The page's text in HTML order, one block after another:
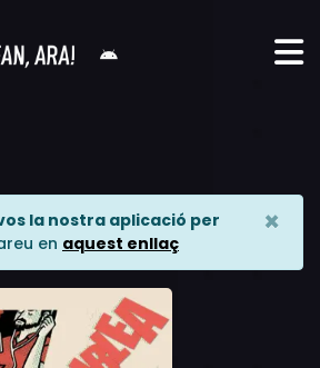
la nostra aplicació per
en aquest enllaç
×